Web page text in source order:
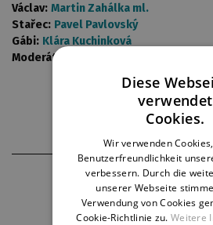
Václav: Martin Zahálka ml.
Stařec: Pavel Pavlovský
Gábi: Klára Kuchinková
Moderátor:
FOTOS AUS DER
Diese
verwendet
Cookies.
Wir verwenden
Benutzerfreundlichkeit
verbessern. Durch die
unserer Webseite
Verwendung von Cookies
Cookie-Richtlinie zu. Weitere